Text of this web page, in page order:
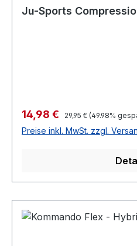
Ju-Sports
Verkaufspreis:
14,98 € Regulärer Preis:
29,95 € (49.98%
Preise inkl. MwSt. zzgl.